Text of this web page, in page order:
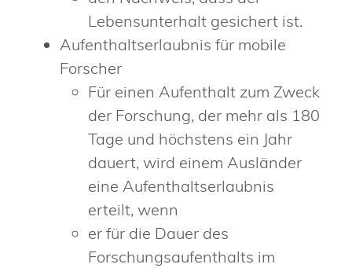
Lebensunterhalt gesichert ist.
Aufenthaltserlaubnis für mobile
Forscher
Für einen Aufenthalt zum Zweck
der Forschung, der mehr als 180
Tage und höchstens ein Jahr
dauert, wird einem Ausländer
eine Aufenthaltserlaubnis
erteilt, wenn
er für die Dauer des
Forschungsaufenthalts im